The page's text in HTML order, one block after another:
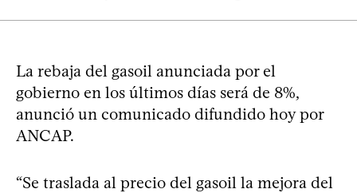
La rebaja del gasoil anunciada por el
gobierno en los últimos días será de 8%,
anunció un comunicado difundido hoy por
ANCAP.
“Se traslada al precio del gasoil la mejora del